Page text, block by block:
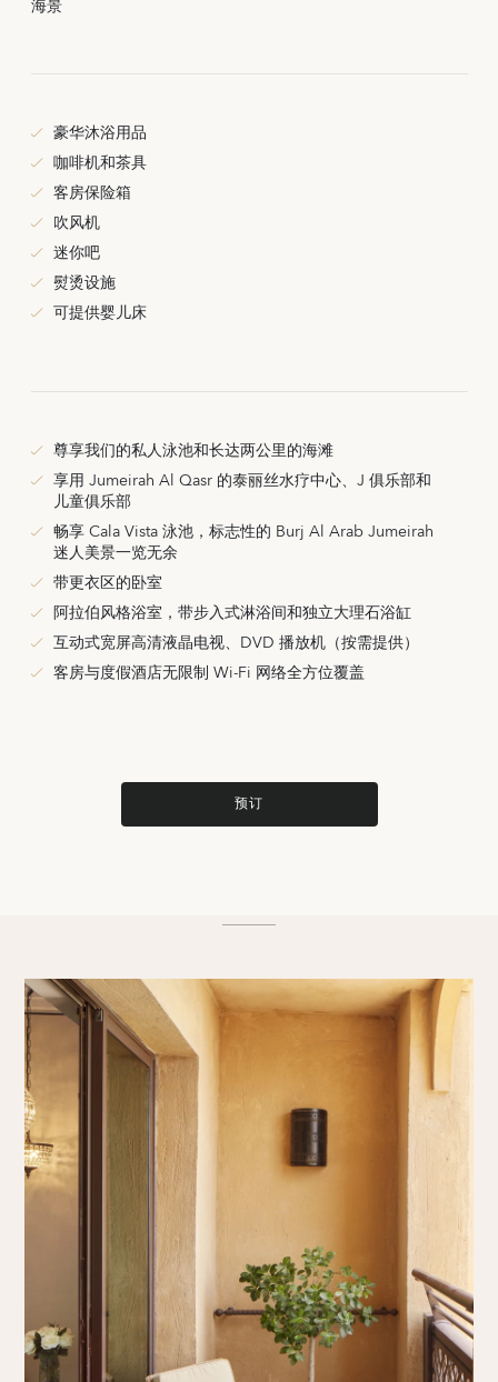
海景
豪华沐浴用品
咖啡机和茶具
客房保险箱
吹风机
迷你吧
熨烫设施
可提供婴儿床
尊享我们的私人泳池和长达两公里的海滩
享用 Jumeirah Al Qasr 的泰丽丝水疗中心、J 俱乐部和
儿童俱乐部
畅享 Cala Vista 泳池，标志性的 Burj Al Arab Jumeirah
迷人美景一览无余
带更衣区的卧室
阿拉伯风格浴室，带步入式淋浴间和独立大理石浴缸
互动式宽屏高清液晶电视、DVD 播放机（按需提供）
客房与度假酒店无限制 Wi-Fi 网络全方位覆盖
预订